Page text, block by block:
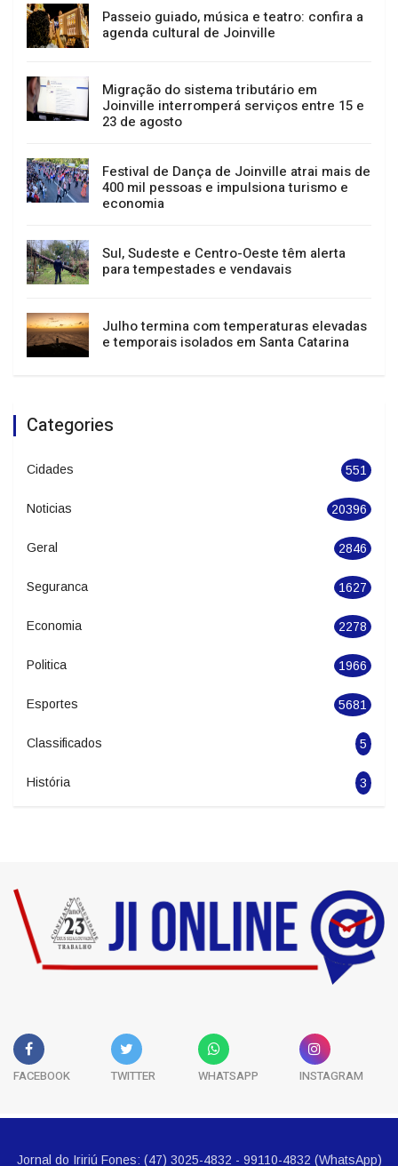
GERAL NOTÍCIAS
Passeio guiado, música e teatro: confira a
agenda cultural de Joinville
Migração do sistema tributário em
Joinville interromperá serviços entre 15 e
23 de agosto
Festival de Dança de Joinville atrai mais de
400 mil pessoas e impulsiona turismo e
economia
Sul, Sudeste e Centro-Oeste têm alerta
para tempestades e vendavais
e temporais isolados em Santa Catarina
Categories
Cidades 551
Noticias 20396
Geral 2846
Seguranca 1627
Economia 2278
Politica 1966
Esportes 5681
FACEBOOK TWITTER WHATSAPP INSTAGRAM